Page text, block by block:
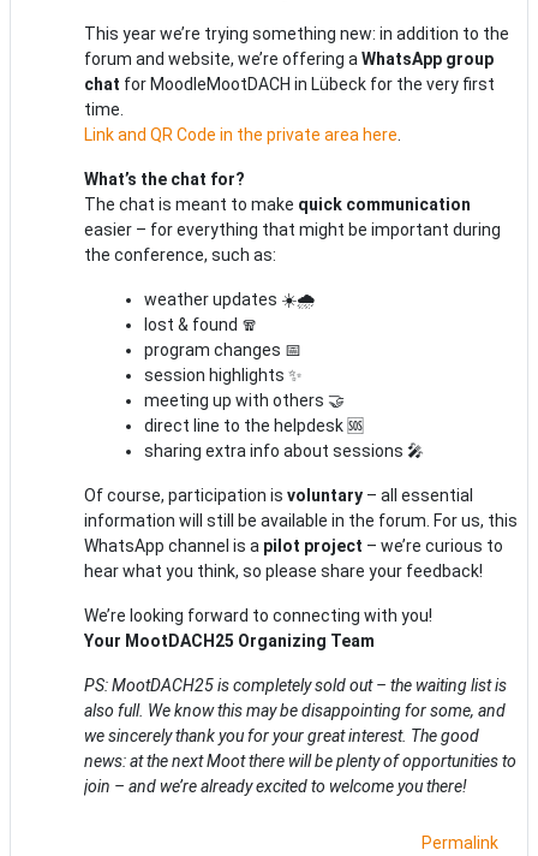
This year we’re trying something new: in addition to the
forum and website, we’re offering a WhatsApp group
chat for MoodleMootDACH in Lübeck for the very first
time.
Link and QR Code in the private area here
What’s the chat for?
The chat is meant to make quick communication
easier – for everything that might be important during
the conference, such as:
weather updates ☀️🌧️
lost & found 🧣
program changes 📅
session highlights ✨
meeting up with others 🤝
direct line to the helpdesk 🆘
sharing extra info about sessions 🎤
Of course, participation is voluntary – all essential
information will still be available in the forum. For us, this
WhatsApp channel is a pilot project – we’re curious to
hear what you think, so please share your feedback!
We’re looking forward to connecting with you!
Your MootDACH25 Organizing Team
PS: MootDACH25 is completely sold out – the waiting list is
also full. We know this may be disappointing for some, and
we sincerely thank you for your great interest. The good
news: at the next Moot there will be plenty of opportunities to
join – and we’re already excited to welcome you there!
Permalink